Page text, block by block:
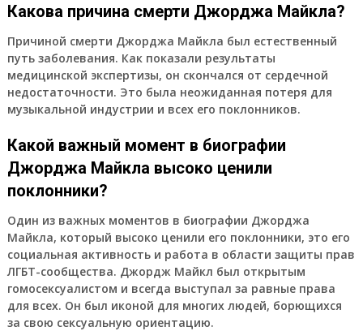
Какова причина смерти Джорджа Майкла?
Причиной смерти Джорджа Майкла был естественный
путь заболевания. Как показали результаты
медицинской экспертизы, он скончался от сердечной
недостаточности. Это была неожиданная потеря для
музыкальной индустрии и всех его поклонников.
Какой важный момент в биографии
Джорджа Майкла высоко ценили
поклонники?
Один из важных моментов в биографии Джорджа
Майкла, который высоко ценили его поклонники, это его
социальная активность и работа в области защиты прав
ЛГБТ-сообщества. Джордж Майкл был открытым
гомосексуалистом и всегда выступал за равные права
для всех. Он был иконой для многих людей, борющихся
за свою сексуальную ориентацию.